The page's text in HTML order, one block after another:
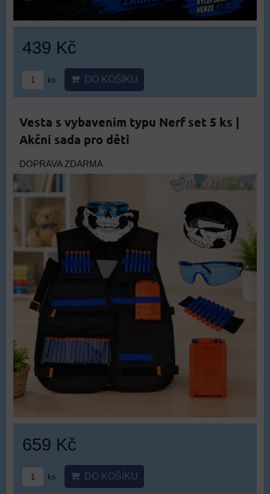
439 Kč
ks DO KOŠÍKU
Vesta s vybavením typu Nerf set 5 ks |
Akční sada pro děti
DOPRAVA ZDARMA
659 Kč
ks DO KOŠÍKU